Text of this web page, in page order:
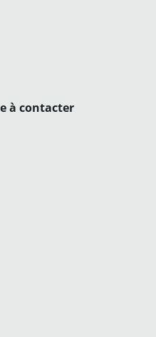
à contacter